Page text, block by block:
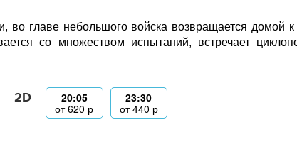
во главе небольшого войска возвращается домой
со множеством испытаний, встречает
2D
20:05
от620 р
23:30
от440 р